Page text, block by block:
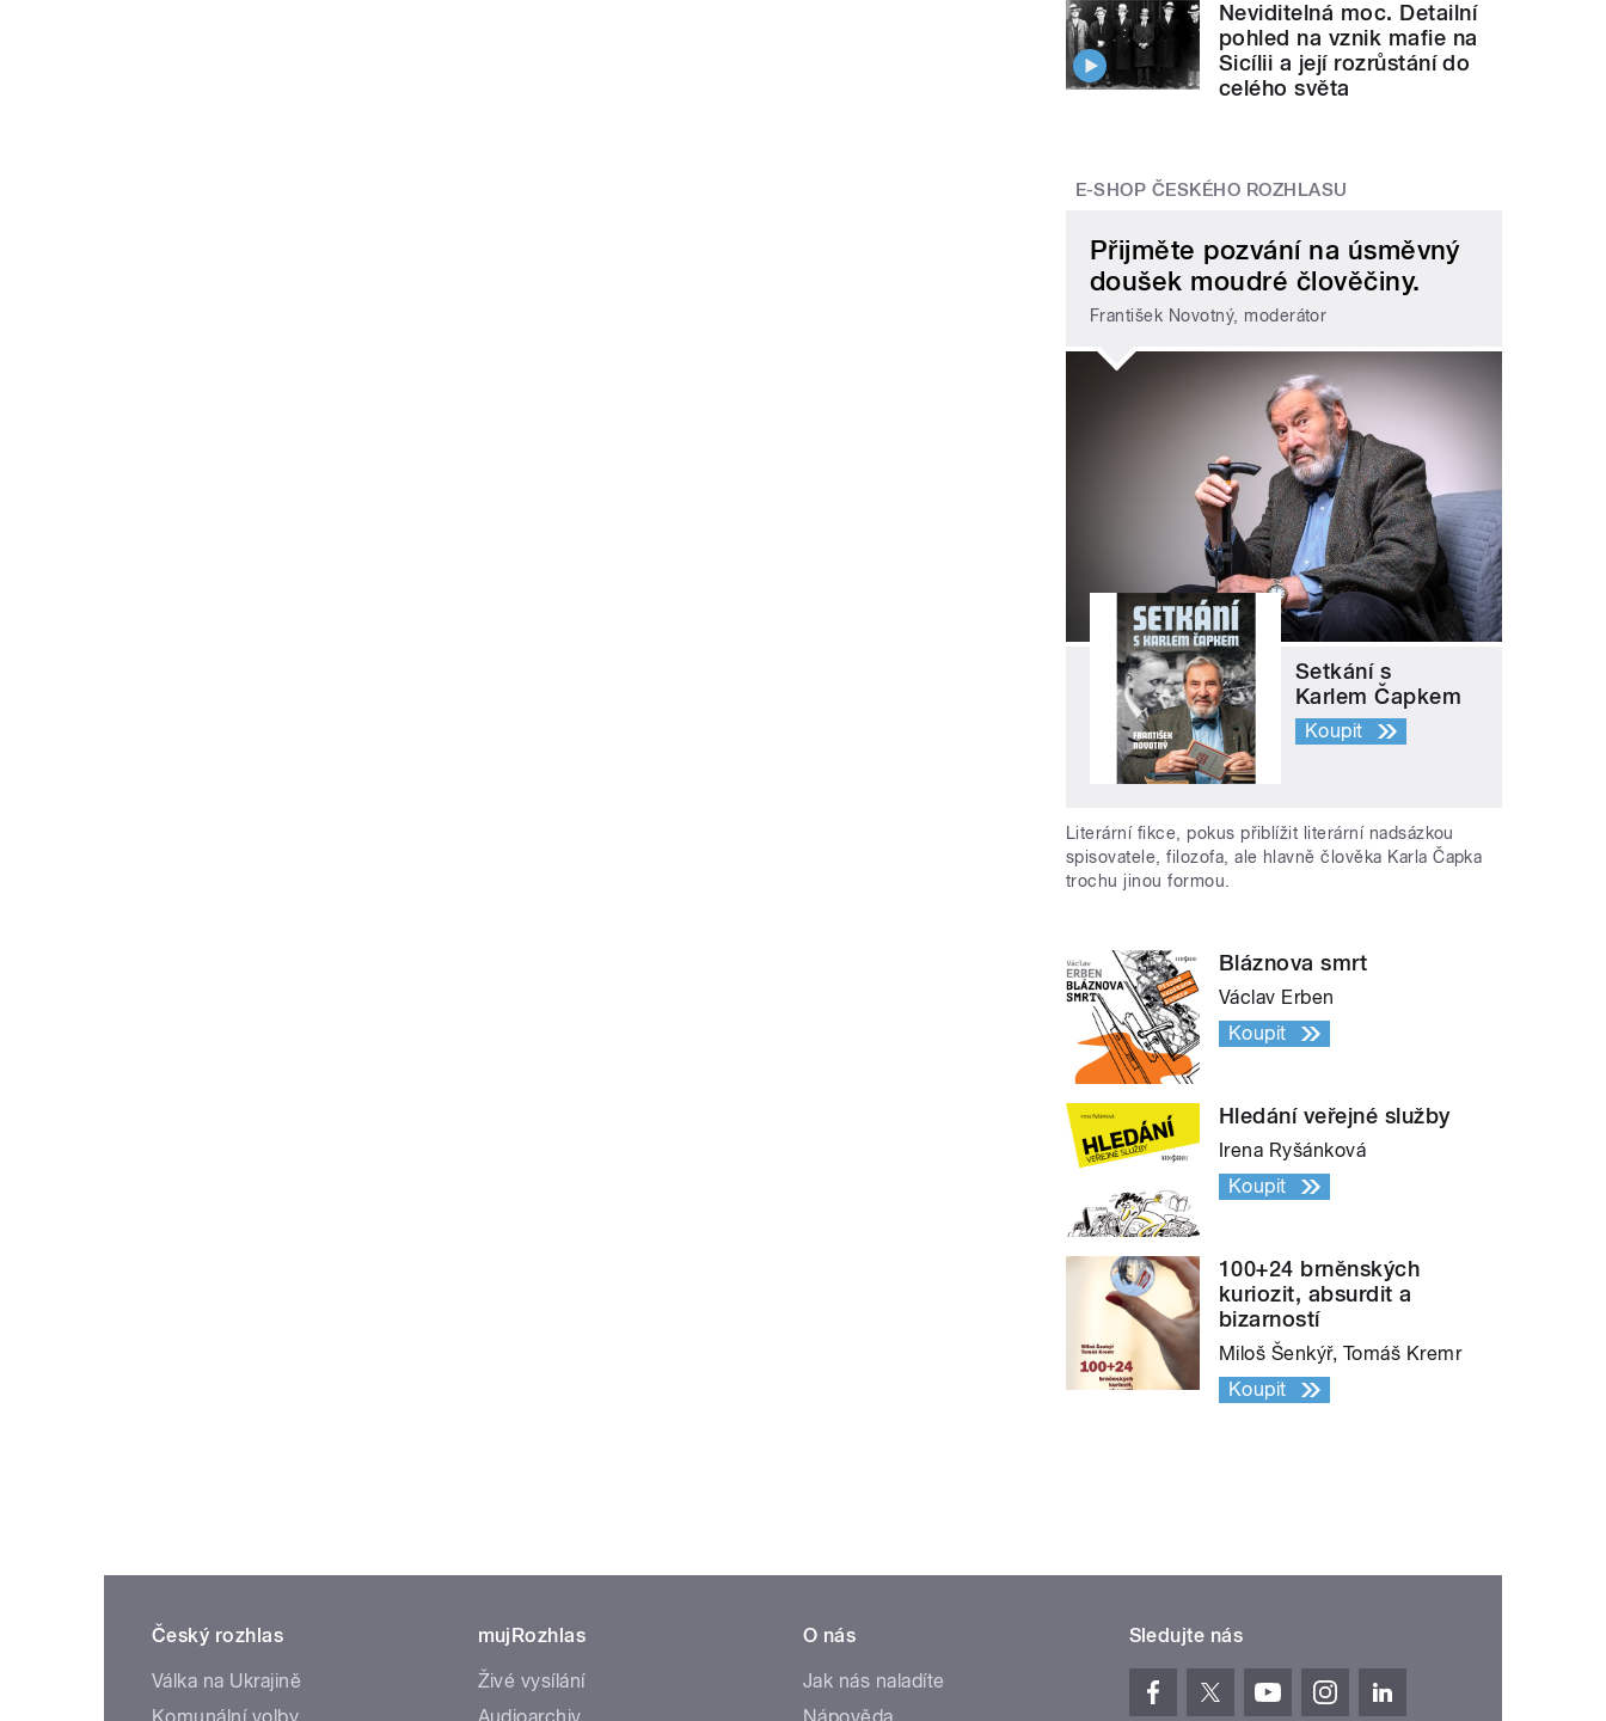
Neviditelná moc. Detailní
pohled na vznik mafie na
Sicílii a její rozrůstání do
celého světa
E-SHOP ČESKÉHO ROZHLASU
Přijměte pozvání na úsměvný
doušek moudré člověčiny.
František Novotný, moderátor
Setkání s
Karlem Čapkem
Koupit
Literární fikce, pokus přiblížit literární nadsázkou
spisovatele, filozofa, ale hlavně člověka Karla Čapka
trochu jinou formou.
Bláznova smrt
Václav Erben
Koupit
Hledání veřejné služby
Irena Ryšánková
Koupit
100+24 brněnských
kuriozit, absurdit a
bizarností
Miloš Šenkýř, Tomáš Kremr
Koupit
Český rozhlas
Válka na Ukrajině
mujRozhlas
Živé vysílání
O nás
Jak nás naladíte
Sledujte nás